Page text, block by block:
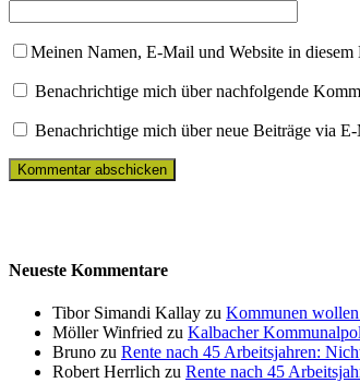
Meinen Namen, E-Mail und Website in
Benachrichtige mich über nachfolgende
Benachrichtige mich über neue Beiträge via
Neueste Kommentare
Tibor Simandi Kallay zu Kommunen
Möller Winfried zu Kalbacher
Bruno zu Rente nach 45 Arbeitsjahren:
Robert Herrlich zu Rente nach 45